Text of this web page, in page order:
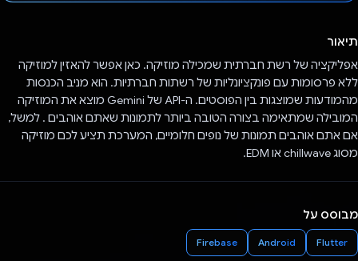
תיאור
אפליקציה של רשת חברתית שמכילה מוזיקה. כאן אפשר להאזין למוזיקה
ללא פרסומות עם פונקציונליות של רשתות חברתיות. הוא מניב הכנסות
מהמודעות שמוצגות בין הפוסטים. ה-API של Gemini מוצא את המוזיקה
המובילה שמתאימה בצורה הטובה ביותר לתמונות שאתם אוהבים . למשל,
אם אתם אוהבים תמונות של נופים חלומיים, המערכת תציע לכם מוזיקה
מסוג chillwave או EDM.
מבוסס על
Flutter
Android
Firebase